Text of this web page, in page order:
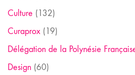
Culture (132)
Curaprox (19)
Délégation de la Polynésie
Design (60)